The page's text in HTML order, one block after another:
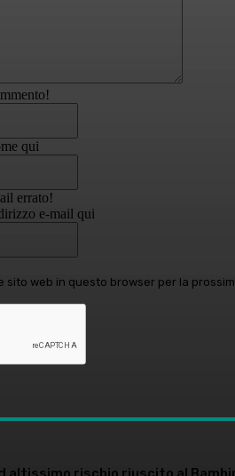
qui
errato!
e-mail qui
sito web in questo browser per la